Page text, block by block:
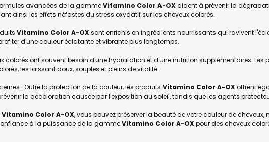
avancées de la gammeVitamino Color A-OX aident à prévenir la
ainsi les effets néfastes du stress oxydatif sur les cheveux colorés.
Vitamino Color A-OX sont enrichis en ingrédients nourrissants qui ravivent
d'une couleur éclatante et vibrante plus longtemps.
colorés ont souvent besoin d'une hydratation et d'une nutrition supplémentaires.
les laissant doux, souples et pleins de vitalité.
: Outre la protection de la couleur, les produits Vitamino Color A-OX offrent
la décoloration causée par l'exposition au soleil, tandis que les agents
Vitamino Color A-OX, vous pouvez préserver la beauté de votre couleur de
à la puissance de la gammeVitamino Color A-OX pour des cheveux